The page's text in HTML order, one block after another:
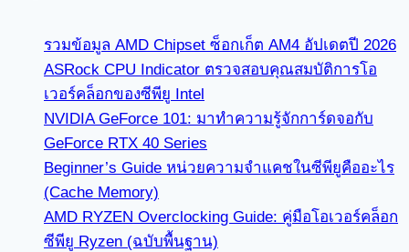
รวมข้อมูล AMD Chipset ซ็อกเก็ต AM4 อัปเดตปี 2026
ASRock CPU Indicator ตรวจสอบคุณสมบัติการโอ
เวอร์คล็อกของซีพียู Intel
NVIDIA GeForce 101: มาทำความรู้จักการ์ดจอกับ
GeForce RTX 40 Series
Beginner’s Guide หน่วยความจำแคชในซีพียูคืออะไร
(Cache Memory)
AMD RYZEN Overclocking Guide: คู่มือโอเวอร์คล็อก
ซีพียู Ryzen (ฉบับพื้นฐาน)